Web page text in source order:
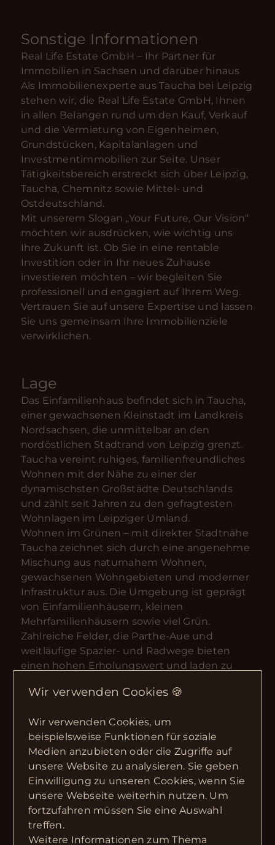
Sonstige Informationen
Real Life Estate GmbH – Ihr Partner für
Immobilien in Sachsen und darüber hinaus
Als Immobilienexperte aus Taucha bei Leipzig
stehen wir, die Real Life Estate GmbH, Ihnen
in allen Belangen rund um den Kauf, Verkauf
und die Vermietung von Eigenheimen,
Grundstücken, Kapitalanlagen und
Investmentimmobilien zur Seite. Unser
Tätigkeitsbereich erstreckt sich über Leipzig,
Taucha, Chemnitz sowie Mittel- und
Ostdeutschland.
Mit unserem Slogan „Your Future, Our Vision“
möchten wir ausdrücken, wie wichtig uns
Ihre Zukunft ist. Ob Sie in eine rentable
Investition oder in Ihr neues Zuhause
investieren möchten – wir begleiten Sie
professionell und engagiert auf Ihrem Weg.
Vertrauen Sie auf unsere Expertise und lassen
Sie uns gemeinsam Ihre Immobilienziele
verwirklichen.
Lage
Das Einfamilienhaus befindet sich in Taucha,
einer gewachsenen Kleinstadt im Landkreis
Nordsachsen, die unmittelbar an den
nordöstlichen Stadtrand von Leipzig grenzt.
Taucha vereint ruhiges, familienfreundliches
Wohnen mit der Nähe zu einer der
dynamischsten Großstädte Deutschlands
und zählt seit Jahren zu den gefragtesten
Wohnlagen im Leipziger Umland.
Wohnen im Grünen – mit direkter Stadtnähe
Taucha zeichnet sich durch eine angenehme
Mischung aus naturnahem Wohnen,
gewachsenen Wohngebieten und moderner
Infrastruktur aus. Die Umgebung ist geprägt
von Einfamilienhäusern, kleinen
Mehrfamilienhäusern sowie viel Grün.
Zahlreiche Felder, die Parthe-Aue und
weitläufige Spazier- und Radwege bieten
einen hohen Erholungswert und laden zu
Naturliebhaber und Ruhesuchende.
Wegen und einer sehr guten Anbindung an
das urbane Leben Leipzigs.
Hervorragende Verkehrsanbindung
Die Verkehrsinfrastruktur ist ein wesentlicher
Standortvorteil Tauchas. Über die
Bundesstraße B87 sowie die nahegelegene
Autobahn A14 ist Leipzig ebenso schnell
erreichbar wie die umliegenden Städte und
Wirtschaftsstandorte. Der Flughafen
Wir verwenden Cookies 🍪
Wir verwenden Cookies, um
beispielsweise Funktionen für soziale
Medien anzubieten oder die Zugriffe auf
unsere Website zu analysieren. Sie geben
Einwilligung zu unseren Cookies, wenn Sie
unsere Webseite weiterhin nutzen. Um
fortzufahren müssen Sie eine Auswahl
treffen.
Weitere Informationen zum Thema